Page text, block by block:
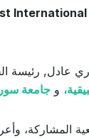
عادل, رئيسة
و جامعة
المشاركة،